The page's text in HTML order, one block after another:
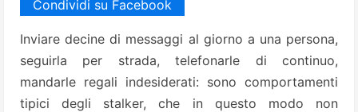
Condividi su Facebook
Inviare decine di messaggi al giorno a una persona,
seguirla per strada, telefonarle di continuo,
mandarle regali indesiderati: sono comportamenti
tipici degli stalker, che in questo modo non